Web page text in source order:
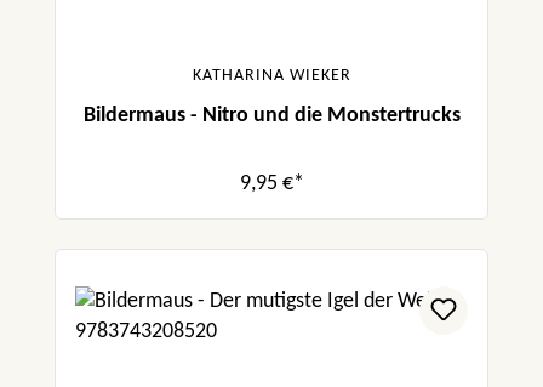
KATHARINA WIEKER
Bildermaus - Nitro und die Monstertrucks
9,95 €*